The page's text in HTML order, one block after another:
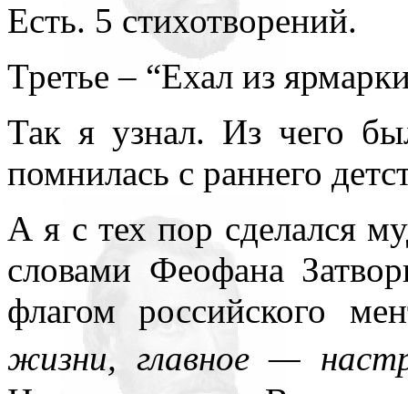
Есть. 5 стихотворений.
Третье – “Ехал из
Так я узнал. Из чего
помнилась с раннего
А я с тех пор сделался
словами Феофана
флагом российского
жизни, главное —